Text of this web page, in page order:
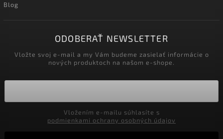
Blog
ODOBERAŤ NEWSLETTER
Vložte svoj e-mail a my Vám budeme zasielať informácie o
nových produktoch na našom e-shope.
podmienkami ochrany osobných údajov